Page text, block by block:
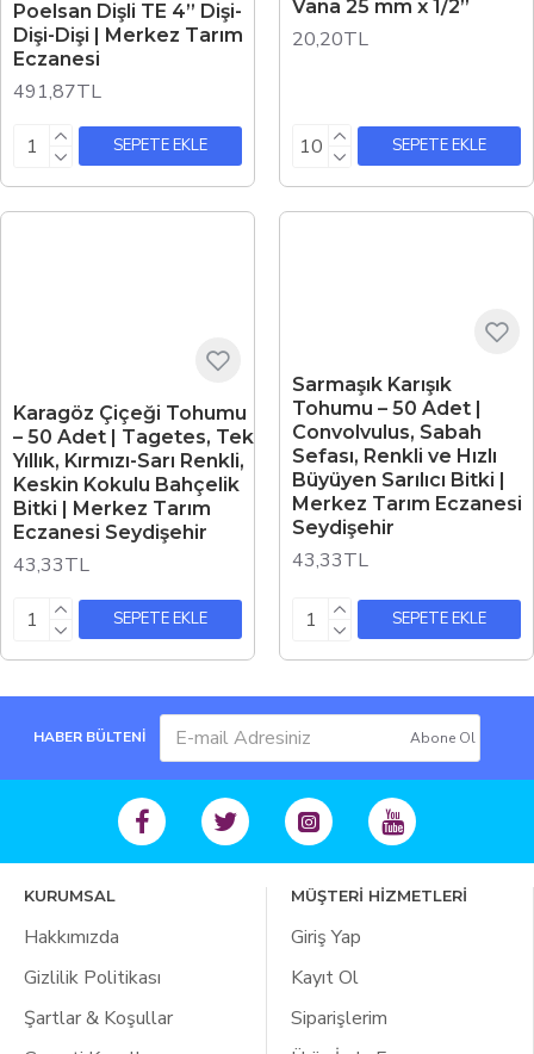
Poelsan Dişli TE 4” Dişi-
Dişi-Dişi | Merkez Tarım
Eczanesi
491,87TL
SEPETE EKLE
Vana 25 mm x 1/2”
20,20TL
SEPETE EKLE
Karagöz Çiçeği Tohumu
– 50 Adet | Tagetes, Tek
Yıllık, Kırmızı-Sarı Renkli,
Keskin Kokulu Bahçelik
Bitki | Merkez Tarım
Eczanesi Seydişehir
43,33TL
SEPETE EKLE
Sarmaşık Karışık
Tohumu – 50 Adet |
Convolvulus, Sabah
Sefası, Renkli ve Hızlı
Büyüyen Sarılıcı Bitki |
Merkez Tarım Eczanesi
Seydişehir
43,33TL
SEPETE EKLE
HABER BÜLTENİ Abone Ol
KURUMSAL
Hakkımızda
Gizlilik Politikası
Şartlar & Koşullar
MÜŞTERİ HİZMETLERİ
Giriş Yap
Kayıt Ol
Siparişlerim